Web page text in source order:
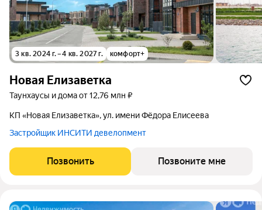
3 кв. 2024 г. – 4 кв. 2027 г. комфорт+
Новая Елизаветка
таунхаусы и дома от 12,76 млн ₽
КП «Новая Елизаветка», ул. имени Фёдора Елисеева
Застройщик ИНСИТИ девелопмент
Позвонить Позвоните мне